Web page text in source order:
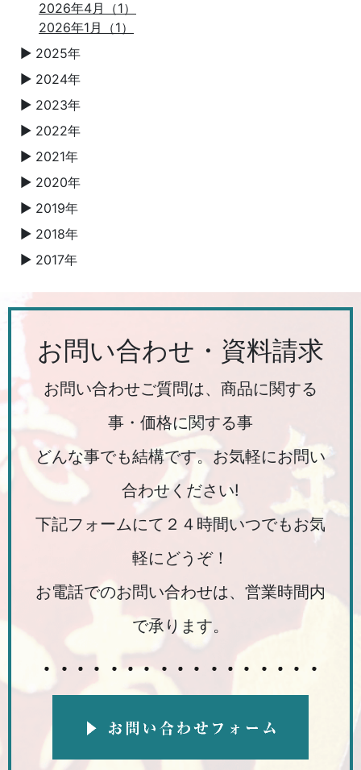
2026年4月（1）
2026年1月（1）
▼ 2025年
▼ 2024年
▼ 2023年
▼ 2022年
▼ 2021年
▼ 2020年
▼ 2019年
▼ 2018年
▼ 2017年
お問い合わせ・資料請求
お問い合わせご質問は、商品に関する
事・価格に関する事
どんな事でも結構です。お気軽にお問い
合わせください!
下記フォームにて２４時間いつでもお気
軽にどうぞ！
お電話でのお問い合わせは、営業時間内
で承ります。